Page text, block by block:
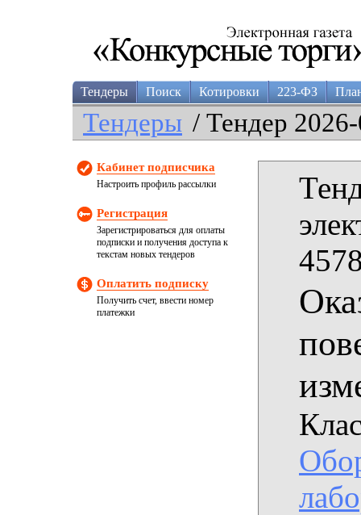
Тендеры Поиск Котировки 223-ФЗ
Тендеры / Тендер
Кабинет подписчика
Настроить профиль рассылки
Регистрация
Зарегистрироваться для оплаты
подписки и получения доступа к
текстам новых тендеров
Оплатить подписку
Получить счет, ввести номер
платежки